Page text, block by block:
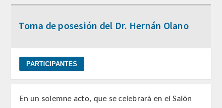
BIENVENIDA DEL PRESIDENTE
DATOS HISTÓRICOS
Presidentes
JUNTA DE GOBIERNO
Toma de posesión del Dr. Hernán Olano
En un solemne acto, que se celebrará en el Salón